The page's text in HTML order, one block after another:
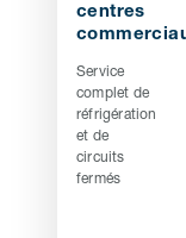
centres
Service
complet de
réfrigération
et de
circuits
fermés